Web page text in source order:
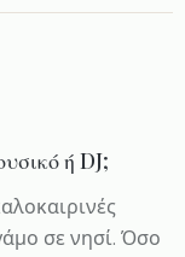
ή DJ;
σε νησί. Όσο